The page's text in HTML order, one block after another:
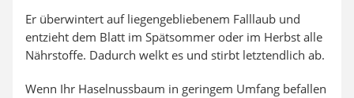
Er überwintert auf liegengebliebenem Falllaub und
entzieht dem Blatt im Spätsommer oder im Herbst alle
Nährstoffe. Dadurch welkt es und stirbt letztendlich ab.
Wenn Ihr Haselnussbaum in geringem Umfang befallen